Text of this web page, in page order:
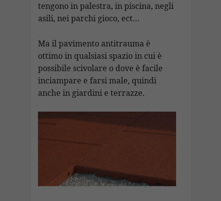
tengono in palestra, in piscina, negli
asili, nei parchi gioco, ect…
Ma il pavimento antitrauma è
ottimo in qualsiasi spazio in cui è
possibile scivolare o dove è facile
inciampare e farsi male, quindi
anche in giardini e terrazze.